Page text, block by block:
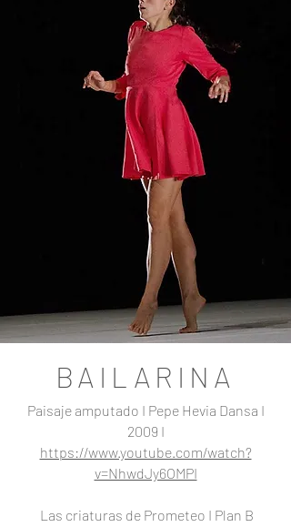
BAILARINA
Paisaje amputado I Pepe Hevia Dansa I
2009 I
https://www.youtube.com/watch?
v=NhwdJy6OMPI
Las criaturas de Prometeo I Plan B